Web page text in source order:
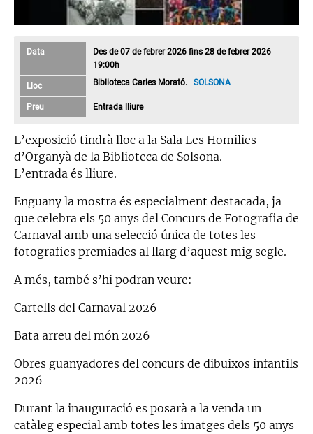
Data
Des de 07 de febrer 2026 fins 28 de febrer 2026
19:00h
Lloc Biblioteca Carles Morató.SOLSONA
Preu Entrada lliure
L’exposició tindrà lloc a la Sala Les Homilies
d’Organyà de la Biblioteca de Solsona.
L’entrada és lliure.
Enguany la mostra és especialment destacada, ja
que celebra els 50 anys del Concurs de Fotografia de
Carnaval amb una selecció única de totes les
fotografies premiades al llarg d’aquest mig segle.
A més, també s’hi podran veure:
Cartells del Carnaval 2026
Bata arreu del món 2026
Obres guanyadores del concurs de dibuixos infantils
2026
Durant la inauguració es posarà a la venda un
catàleg especial amb totes les imatges dels 50 anys